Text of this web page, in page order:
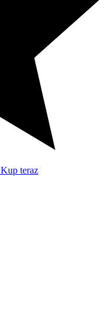
Kup teraz